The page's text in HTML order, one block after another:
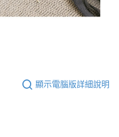
顯示電腦版詳細說明